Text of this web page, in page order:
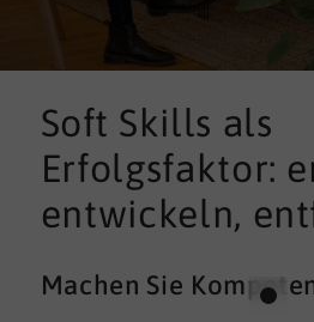
Soft Skills als
Erfolgsfaktor:
entwickeln,
Machen Sie